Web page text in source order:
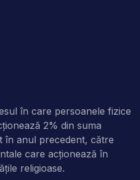
în care persoanele fizice
2% din suma
în anul precedent, către
care acţionează în
religioase.